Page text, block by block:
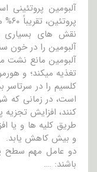
آلبومین
نقش های بسیاری
آلبومین را در
آلبومین مانع نشت
تغذیه میکند؛ و
کلسیم را در
است، در زمانی که
کنند، افزایش
طریق کلیه ها و یا
و بیش کاهش یابد.
دو عامل مهم سطح
باشند: ….